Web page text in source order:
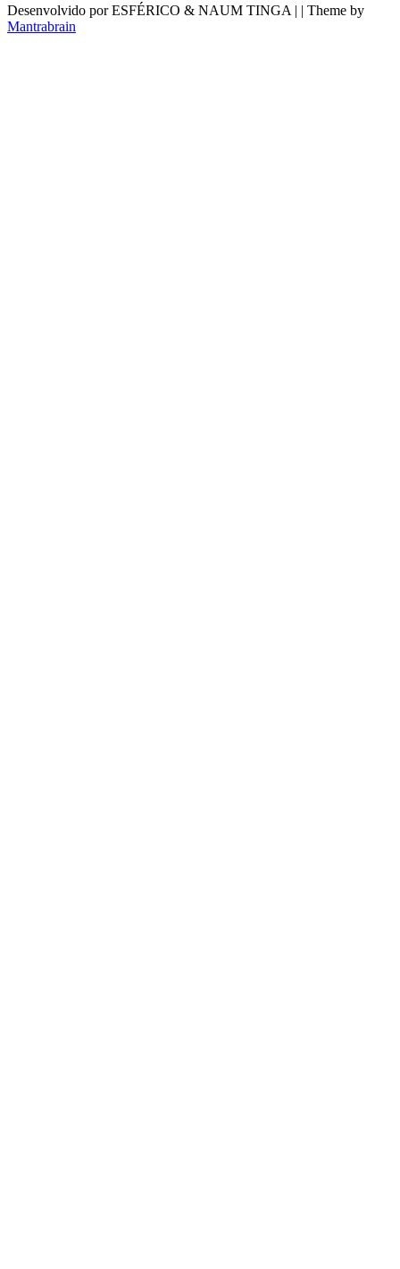
Desenvolvido por ESFÉRICO & NAUM TINGA | | Theme by
Mantrabrain